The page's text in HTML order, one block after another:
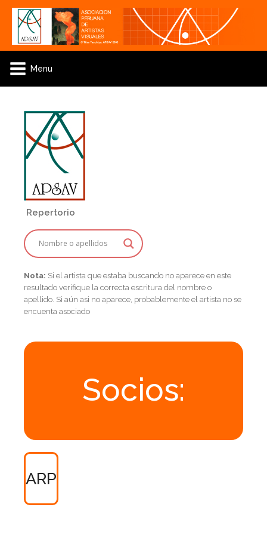
Menu
Repertorio
Nota: Si el artista que estaba buscando no aparece en este
resultado verifique la correcta escritura del nombre o
apellido. Si aún asi no aparece, probablemente el artista no se
encuenta asociado
Socios:
ARP